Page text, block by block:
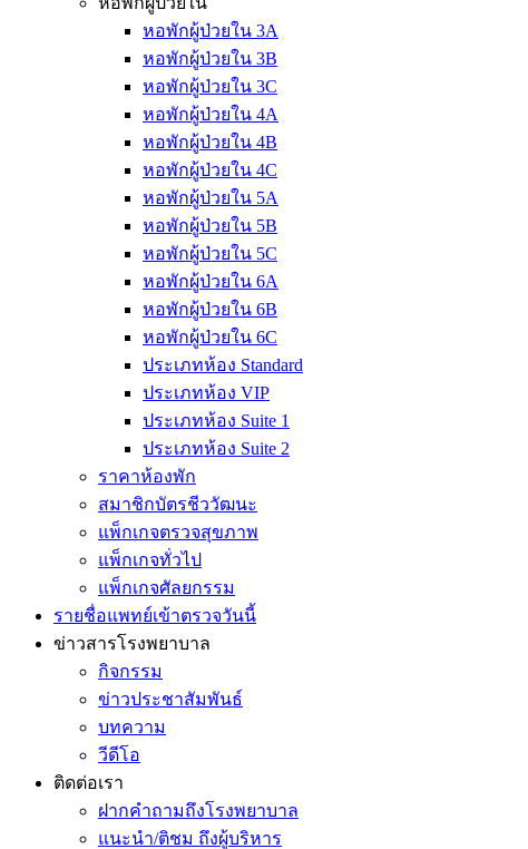
หอพักผู้ป่วยใน 3A
หอพักผู้ป่วยใน 3B
หอพักผู้ป่วยใน 3C
หอพักผู้ป่วยใน 4A
หอพักผู้ป่วยใน 4B
หอพักผู้ป่วยใน 4C
หอพักผู้ป่วยใน 5A
หอพักผู้ป่วยใน 5B
หอพักผู้ป่วยใน 5C
หอพักผู้ป่วยใน 6A
หอพักผู้ป่วยใน 6B
หอพักผู้ป่วยใน 6C
ประเภทห้อง Standard
ประเภทห้อง VIP
ประเภทห้อง Suite 1
ประเภทห้อง Suite 2
ราคาห้องพัก
สมาชิกบัตรชีววัฒนะ
แพ็กเกจตรวจสุขภาพ
แพ็กเกจทั่วไป
แพ็กเกจศัลยกรรม
รายชื่อแพทย์เข้าตรวจวันนี้
ข่าวสารโรงพยาบาล
กิจกรรม
ข่าวประชาสัมพันธ์
บทความ
วีดีโอ
ติดต่อเรา
ฝากคำถามถึงโรงพยาบาล
แนะนำ/ติชม ถึงผู้บริหาร